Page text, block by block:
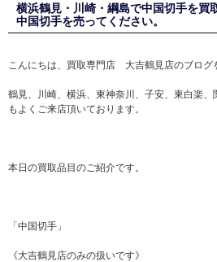
横浜鶴見・川崎・綱島で中国切手を買
中国切手を売ってください。
こんにちは、買取専門店 大吉鶴見店のブログ
鶴見、川崎、横浜、東神奈川、子安、東白楽、
もよくご来店頂いております。
本日の買取品目のご紹介です。
「中国切手」
《大吉鶴見店のみの扱いです》